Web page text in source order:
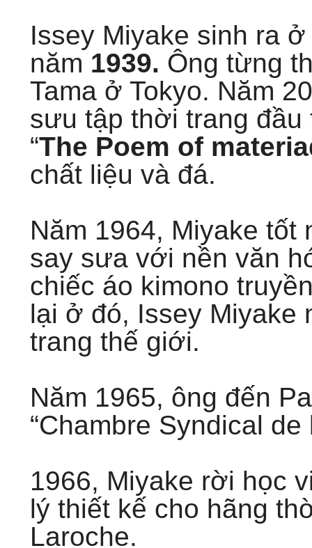
Issey Miyake sinh ra
năm 1939. Ông từng
Tama ở Tokyo. Năm
sưu tập thời trang đầu
“The Poem of
chất liệu và đá.
Năm 1964, Miyake tốt
say sưa với nền văn
chiếc áo kimono
lại ở đó, Issey
trang thế giới.
Năm 1965, ông đến
“Chambre Syndical
1966, Miyake rời học
lý thiết kế cho hãng
Laroche.